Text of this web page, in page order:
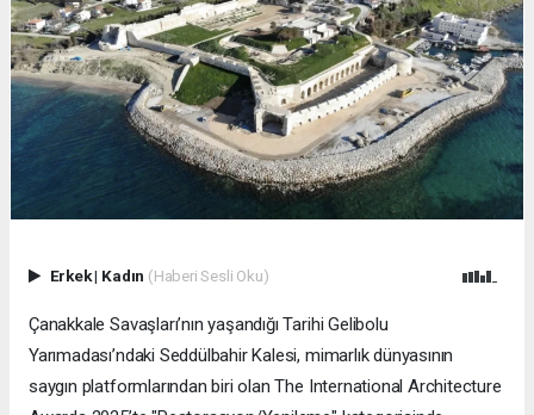
Erkek| Kadın (Haberi Sesli Oku)
Çanakkale Savaşları’nın yaşandığı Tarihi Gelibolu
Yarımadası’ndaki Seddülbahir Kalesi, mimarlık dünyasının
saygın platformlarından biri olan The International Architecture